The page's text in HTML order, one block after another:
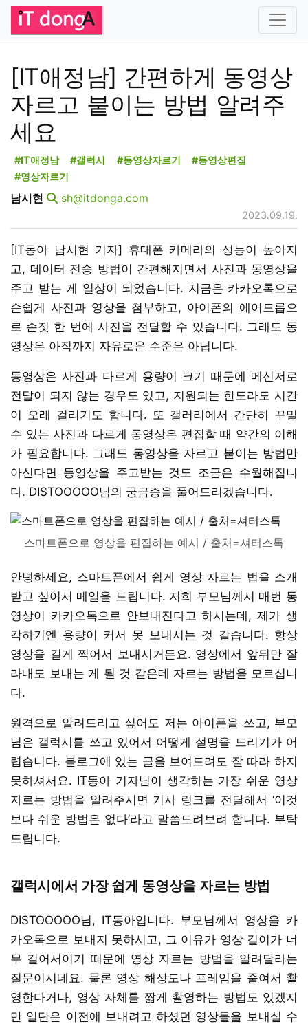
[IT애정남] 간편하게 동영상
자르고 붙이는 방법 알려주
세요
#IT애정남 #갤럭시 #동영상자르기
#동영상편집
#영상자르기
남시현 sh@itdonga.com
2023.09.19.
[IT동아 남시현 기자] 휴대폰 카메라의 성능이 높아지
고, 데이터 전송 방법이 간편해지면서 사진과 동영상을
주고 받는 게 일상이 되었습니다. 지금은 카카오톡으로
손쉽게 사진과 영상을 첨부하고, 아이폰의 에어드롭으
로 손짓 한 번에 사진을 전달할 수 있습니다. 그래도 동
영상은 아직까지 자유로운 수준은 아닙니다.
동영상은 사진과 다르게 용량이 크기 때문에 메신저로
전달이 되지 않는 경우도 있고, 지원되는 한도라도 시간
이 오래 걸리기도 합니다. 또 갤러리에서 간단히 꾸밀
수 있는 사진과 다르게 동영상은 편집할 때 약간의 이해
가 필요합니다. 그래도 동영상을 자르고 붙이는 방법만
아신다면 동영상을 주고받는 것도 조금은 수월해집니
다. DISTOOOOO님의 궁금증을 풀어드리겠습니다.
스마트폰으로 영상을 편집하는 예시 / 출처=셔터스톡
안녕하세요, 스마트폰에서 쉽게 영상 자르는 법을 소개
받고 싶어서 메일을 드립니다. 저희 부모님께서 매번 동
영상이 카카오톡으로 안보내진다고 하시는데, 제가 생
각하기엔 용량이 커서 못 보내시는 것 같습니다. 항상
영상을 길게 찍어서 보내시거든요. 영상에서 앞뒤만 잘
라내도 보내는 게 될 것 같은데 자르는 방법을 모르십니
다.
원격으로 알려드리고 싶어도 저는 아이폰을 쓰고, 부모
님은 갤럭시를 쓰고 있어서 어떻게 설명을 드리기가 어
렵습니다. 블로그에 있는 글을 보여드려도 잘 따라 하지
못하셔서요. IT동아 기자님이 생각하는 가장 쉬운 영상
자르는 방법을 알려주시면 기사 링크를 전달해서 ‘이것
보다 쉬운 방법은 없다’라고 말씀드려보려 합니다. 부탁
드립니다.
갤럭시에서 가장 쉽게 동영상을 자르는 방법
DISTOOOOO님, IT동아입니다. 부모님께서 영상을 카
카오톡으로 보내지 못하시고, 그 이유가 영상 길이가 너
무 길어서이기 때문에 영상 자르는 방법을 알려달라는
질문이시네요. 물론 영상 해상도나 프레임을 줄여서 촬
영한다거나, 영상 자체를 짧게 촬영하는 방법도 있겠지
만 일단은 이전에 보내려고 하셨던 영상들을 보내실 수